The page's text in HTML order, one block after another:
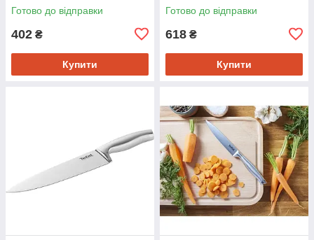
Готово до відправки
402 ₴
Купити
Готово до відправки
618 ₴
Купити